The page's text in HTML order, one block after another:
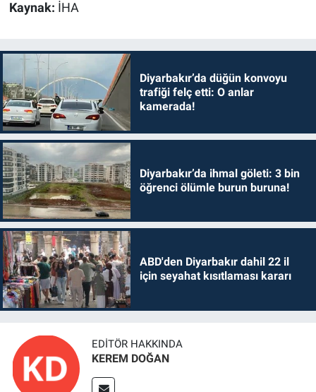
Kaynak: İHA
Diyarbakır’da düğün konvoyu
trafiği felç etti: O anlar
kamerada!
Diyarbakır’da ihmal göleti: 3 bin
öğrenci ölümle burun buruna!
ABD'den Diyarbakır dahil 22 il
için seyahat kısıtlaması kararı
EDITÖR HAKKINDA
KEREM DOĞAN